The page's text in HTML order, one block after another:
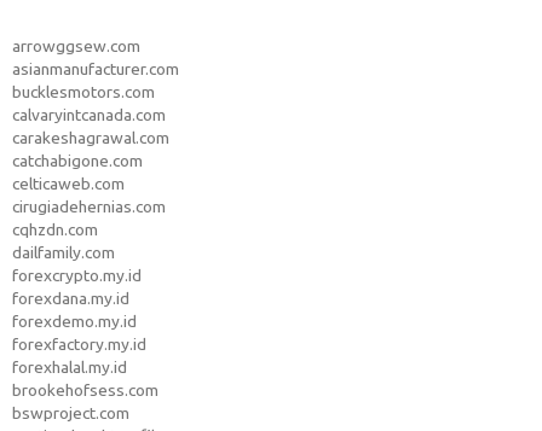
arrowggsew.com
asianmanufacturer.com
bucklesmotors.com
calvaryintcanada.com
carakeshagrawal.com
catchabigone.com
celticaweb.com
cirugiadehernias.com
cqhzdn.com
dailfamily.com
forexcrypto.my.id
forexdana.my.id
forexdemo.my.id
forexfactory.my.id
forexhalal.my.id
brookehofsess.com
bswproject.com